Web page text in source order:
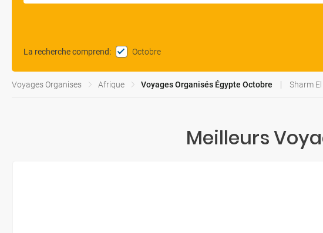
La recherche comprend: Octobre
Voyages Organises Afrique Voyages Organisés Égypte Octobre Sharm
Meilleurs